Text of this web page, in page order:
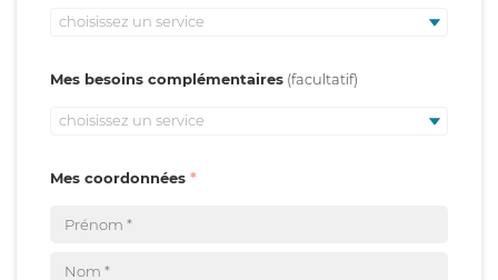
choisissez un service
Mes besoins complémentaires
choisissez un service
Mes coordonnées